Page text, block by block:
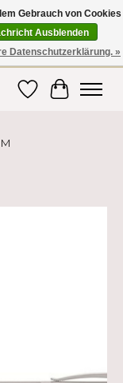
Büro, Papier,
bequem nach
Wunschzettel
Ihr
Gebrauch von Cookies
Ausblenden
Datenschutzerklärung. »